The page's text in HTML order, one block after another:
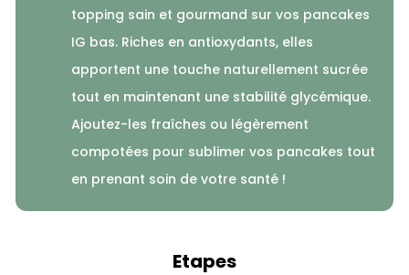
topping sain et gourmand sur vos pancakes
IG bas. Riches en antioxydants, elles
apportent une touche naturellement sucrée
tout en maintenant une stabilité glycémique.
Ajoutez-les fraîches ou légèrement
compotées pour sublimer vos pancakes tout
en prenant soin de votre santé !
Etapes